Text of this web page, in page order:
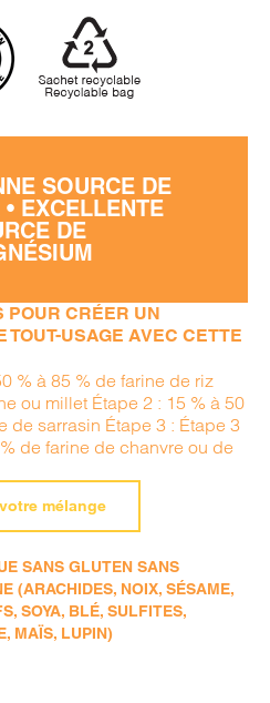
SOURCE DE
• EXCELLENTE
DE
POUR CRÉER UN
TOUT-USAGE AVEC CETTE
% à 85 % de farine de riz
ou millet Étape 2 : 15 % à 50
de sarrasin Étape 3 : Étape 3
de farine de chanvre ou de
mélange
SANS GLUTEN SANS
(ARACHIDES, NOIX, SÉSAME,
SOYA, BLÉ, SULFITES,
MAÏS, LUPIN)